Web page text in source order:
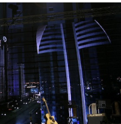
Mondiali calcio 2026